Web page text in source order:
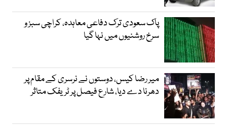
پاک سعودی ترک دفاعی معاہدہ، کراچی سبز و
سرخ روشنیوں میں نہا گیا
میر رضا کیس، دوستوں نے نرسری کے مقام پر
دھرنا دے دیا، شارع فیصل پر ٹریفک متاثر